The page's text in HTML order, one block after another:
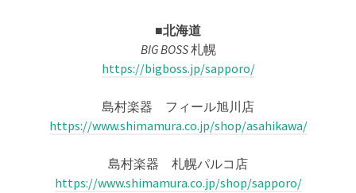
■北海道
BIG BOSS札幌
https://bigboss.jp/sapporo/
島村楽器 フィール旭川店
https://www.shimamura.co.jp/shop/asahikawa/
島村楽器 札幌パルコ店
https://www.shimamura.co.jp/shop/sapporo/